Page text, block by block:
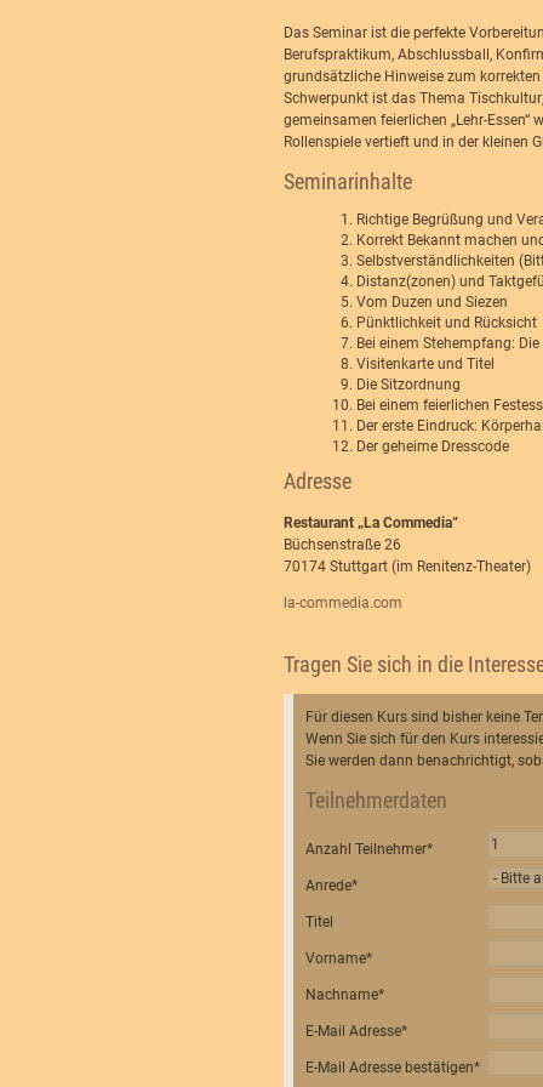
Das Seminar ist die perfekte
Berufspraktikum, Abschlussball,
grundsätzliche Hinweise zum
Schwerpunkt ist das Thema
gemeinsamen feierlichen „Lehr-
Rollenspiele vertieft und in der kleinen
Seminarinhalte
Richtige Begrüßung und
Korrekt Bekannt machen
Selbstverständlichkeiten
Distanz(zonen) und
Vom Duzen und Siezen
Pünktlichkeit und Rücksicht
Bei einem Stehempfang:
Visitenkarte und Titel
Die Sitzordnung
Bei einem feierlichen
Der erste Eindruck:
Der geheime Dresscode
Adresse
Restaurant „La Commedia”
Büchsenstraße 26
70174 Stuttgart (im Renitenz-Theater)
la-commedia.com
Tragen Sie sich in die
Für diesen Kurs sind bisher keine
Wenn Sie sich für den Kurs
Sie werden dann benachrichtigt,
Teilnehmerdaten
Anzahl Teilnehmer*
Anrede*
Titel
Vorname*
Nachname*
E-Mail Adresse*
E-Mail Adresse bestätigen*